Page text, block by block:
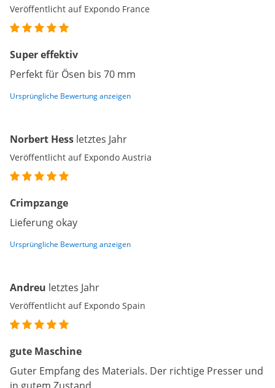
Veröffentlicht auf Expondo France
Super effektiv
Perfekt für Ösen bis 70 mm
Ursprüngliche Bewertung anzeigen
Norbert Hess letztes Jahr
Veröffentlicht auf Expondo Austria
Crimpzange
Lieferung okay
Ursprüngliche Bewertung anzeigen
Andreu letztes Jahr
Veröffentlicht auf Expondo Spain
gute Maschine
Guter Empfang des Materials. Der richtige Presser und